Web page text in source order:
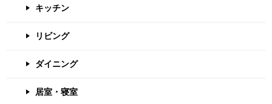
キッチン
リビング
ダイニング
居室・寝室